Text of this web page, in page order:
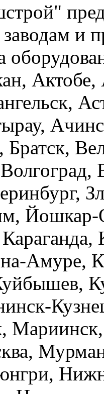
заводам и
Братск,
Йошкар-
Амуре,